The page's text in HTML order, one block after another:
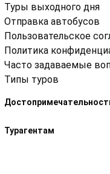
Туры выходного дня
Отправка автобусов
Пользовательское
Политика
Часто задаваемые
Типы туров
Турагентам